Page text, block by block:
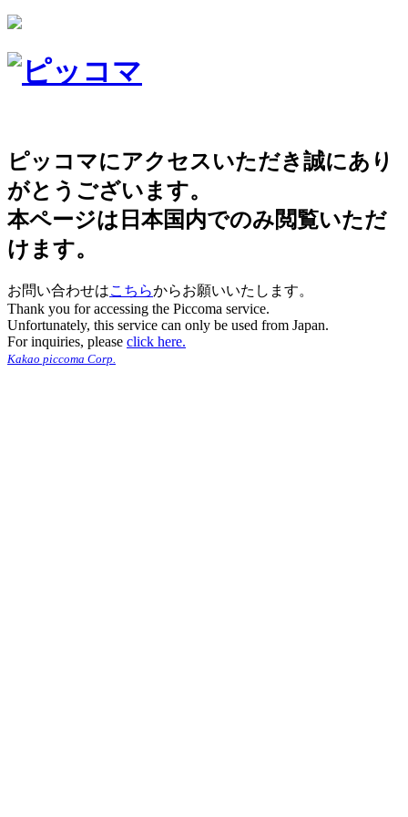
ピッコマにアクセスいただき誠にあり
がとうございます。
本ページは日本国内でのみ閲覧いただ
けます。
お問い合わせはこちらからお願いいたします。
Thank you for accessing the Piccoma service.
Unfortunately, this service can only be used from Japan.
For inquiries, please click here.
Kakao piccoma Corp.